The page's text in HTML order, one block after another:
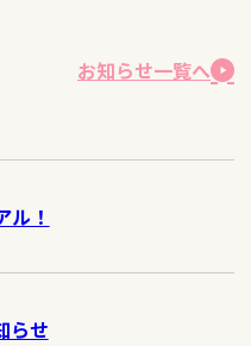
お知らせ一覧へ
ル！
らせ